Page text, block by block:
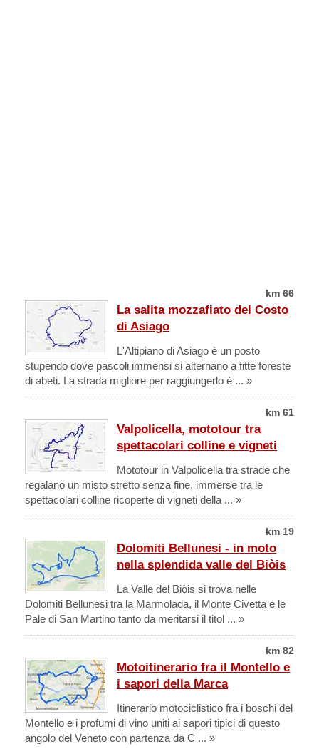
km 66
La salita mozzafiato del Costo
di Asiago
L'Altipiano di Asiago è un posto
stupendo dove pascoli immensi si alternano a fitte foreste
di abeti. La strada migliore per raggiungerlo è ... »
km 61
Valpolicella, mototour tra
spettacolari colline e vigneti
Mototour in Valpolicella tra strade che
regalano un misto stretto senza fine, immerse tra le
spettacolari colline ricoperte di vigneti della ... »
km 19
Dolomiti Bellunesi - in moto
nella splendida valle del Biòis
La Valle del Biòis si trova nelle
Dolomiti Bellunesi tra la Marmolada, il Monte Civetta e le
Pale di San Martino tanto da meritarsi il titol ... »
km 82
Motoitinerario fra il Montello e
i sapori della Marca
Itinerario motociclistico fra i boschi del
Montello e i profumi di vino uniti ai sapori tipici di questo
angolo del Veneto con partenza da C ... »